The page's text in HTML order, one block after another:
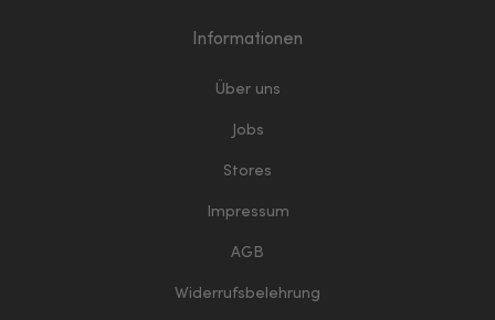
Informationen
Über uns
Jobs
Stores
Impressum
AGB
Widerrufsbelehrung